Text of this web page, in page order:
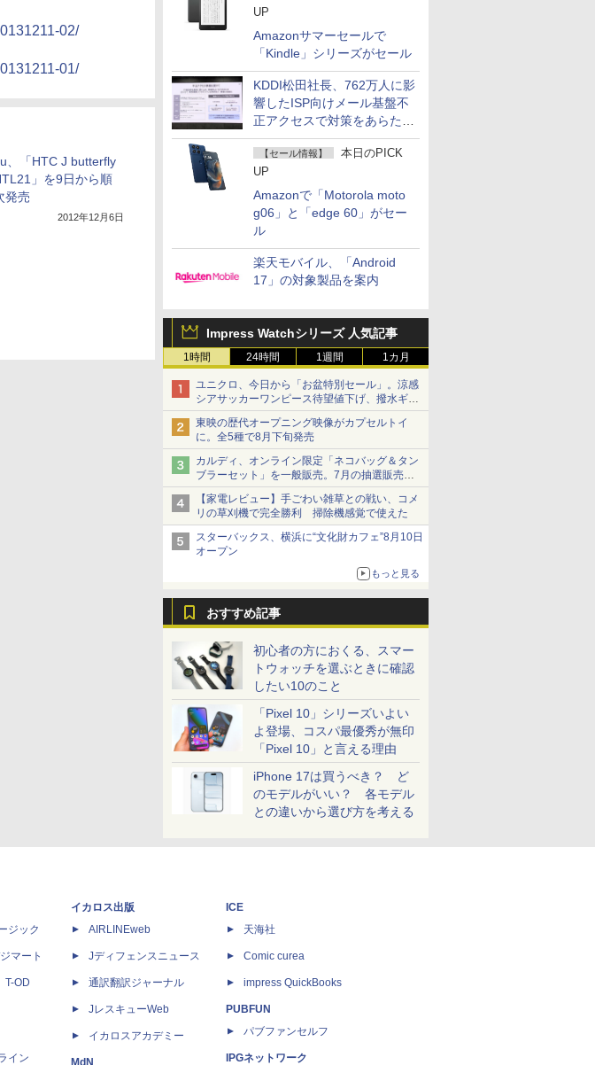
UP
Amazonサマーセールで
「Kindle」シリーズがセール
KDDI松田社長、762万人に影
響したISP向けメール基盤不
正アクセスで対策をあらため
て説明
【セール情報】
本日のPICK
UP
Amazonで「Motorola moto
g06」と「edge 60」がセー
ル
楽天モバイル、「Android
17」の対象製品を案内
Impress Watchシリーズ 人気記事
1時間 24時間 1週間 1カ月
ユニクロ、今日から「お盆特別セール」。涼感
シアサッカーワンピース待望値下げ、撥水ギア
ショーツは1990円に
東映の歴代オープニング映像がカプセルトイ
に。全5種で8月下旬発売
カルディ、オンライン限定「ネコバッグ＆タン
ブラーセット」を一般販売。7月の抽選販売の
当選無効分
【家電レビュー】手ごわい雑草との戦い、コメ
リの草刈機で完全勝利 掃除機感覚で使えた
スターバックス、横浜に“文化財カフェ”8月10日
オープン
もっと見る
おすすめ記事
初心者の方におくる、スマー
トウォッチを選ぶときに確認
したい10のこと
「Pixel 10」シリーズいよい
よ登場、コスパ最優秀が無印
「Pixel 10」と言える理由
iPhone 17は買うべき？ ど
のモデルがいい？ 各モデル
との違いから選び方を考える
02/
01/
、「HTC J butterfly
」を9日から順
発売
2012年12月6日
ジック
マート
OD
イン
イカロス出版
AIRLINEweb
Jディフェンスニュース
通訳翻訳ジャーナル
JレスキューWeb
イカロスアカデミー
MdN
ICE
天海社
Comic curea
impress QuickBooks
PUBFUN
パブファンセルフ
IPGネットワーク